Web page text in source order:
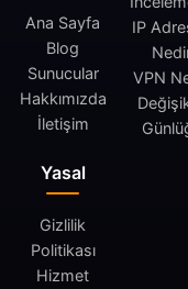
Ana Sayfa
Blog
Sunucular
Hakkımızda
İletişim
IP
VPN
Yasal
Gizlilik
Politikası
Hizmet